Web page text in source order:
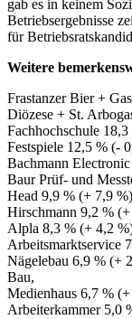
gab es in keinem
Betriebsergebnisse
für
Weitere
Frastanzer Bier +
Diözese + St.
Fachhochschule 18,3
Festspiele 12,5 % (-
Bachmann
Baur Prüf- und
Head 9,9 % (+ 7,9
Hirschmann 9,2 %
Alpla 8,3 % (+ 4,2
Arbeitsmarktservice
Nägelebau 6,9 % (+
Bau,
Medienhaus 6,7 %
Arbeiterkammer 5,0